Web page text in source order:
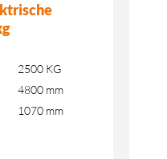
2500 KG
4800 mm
1070 mm